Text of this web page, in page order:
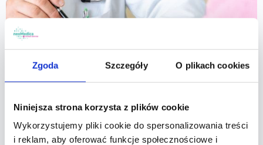
Zgoda Szczegóły O plikach cookies
Niniejsza strona korzysta z plików cookie
Wykorzystujemy pliki cookie do spersonalizowania treści
i reklam, aby oferować funkcje społecznościowe i